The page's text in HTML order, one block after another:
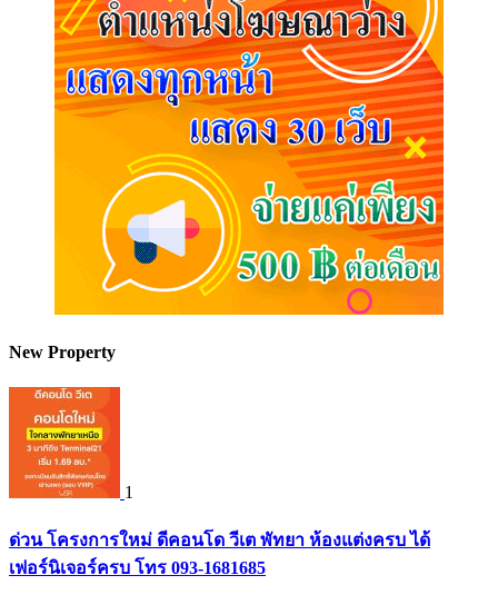
New Property
1
ด่วน โครงการใหม่ ดีคอนโด วีเต พัทยา ห้องแต่งครบ ได้
เฟอร์นิเจอร์ครบ โทร 093-1681685